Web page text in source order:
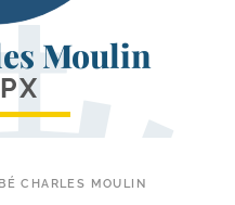
Moulin
CHARLES MOULIN